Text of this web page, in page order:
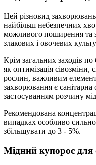
Цей різновид
найбільш небезпечних
можливого поширення та
злакових і овочевих
Крім загальних заходів
як оптимізація
рослин, важливим
захворювання є
застосуванням розчину
Рекомендована
випадках особливо
збільшувати до 3 - 5%.
Мідний купорос для